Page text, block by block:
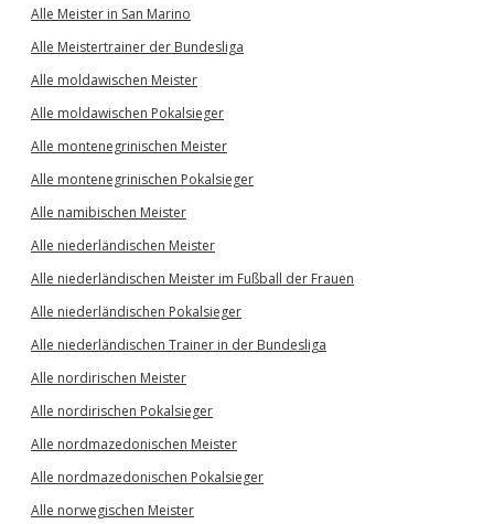
Alle Meister in San Marino
Alle Meistertrainer der Bundesliga
Alle moldawischen Meister
Alle moldawischen Pokalsieger
Alle montenegrinischen Meister
Alle montenegrinischen Pokalsieger
Alle namibischen Meister
Alle niederländischen Meister
Alle niederländischen Meister im Fußball der Frauen
Alle niederländischen Pokalsieger
Alle niederländischen Trainer in der Bundesliga
Alle nordirischen Meister
Alle nordirischen Pokalsieger
Alle nordmazedonischen Meister
Alle nordmazedonischen Pokalsieger
Alle norwegischen Meister